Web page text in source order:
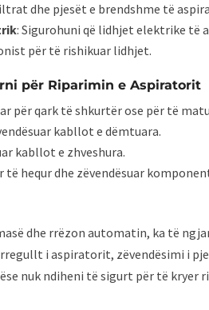
dhe pjesët e brendshme të
: Sigurohuni që lidhjet elektrike të
për të rishikuar lidhjet.
për Riparimin e Aspiratorit
për qark të shkurtër ose për të
kabllot e dëmtuara.
kabllot e zhveshura.
të hequr dhe zëvendësuar
dhe rrëzon automatin, ka të
i aspiratorit, zëvendësimi i
nuk ndiheni të sigurt për të kryer